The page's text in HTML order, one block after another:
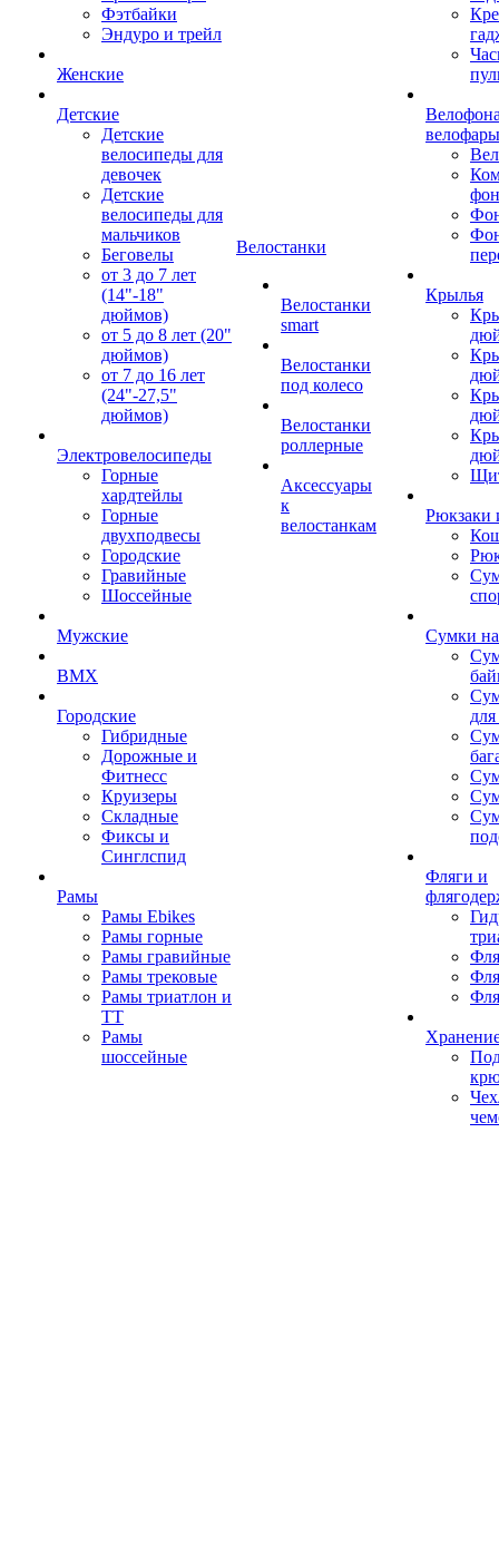
Фэтбайки
Эндуро и трейл
Женские
Детские
Детские
велосипеды для
девочек
Детские
велосипеды для
мальчиков
Беговелы
от 3 до 7 лет
(14"-18"
дюймов)
от 5 до 8 лет (20"
дюймов)
от 7 до 16 лет
(24"-27,5"
дюймов)
Электровелосипеды
Горные
хардтейлы
Горные
двухподвесы
Городские
Гравийные
Шоссейные
Мужские
BMX
Городские
Гибридные
Дорожные и
Фитнесс
Круизеры
Складные
Фиксы и
Синглспид
Рамы
Рамы Ebikes
Рамы горные
Рамы гравийные
Рамы трековые
Рамы триатлон и
ТТ
Рамы
шоссейные
Велостанки
Велостанки
smart
Велостанки
под колесо
Велостанки
роллерные
Аксессуары
к
велостанкам
велофары
Крылья
Рюкзаки
Сумки
Фляги и